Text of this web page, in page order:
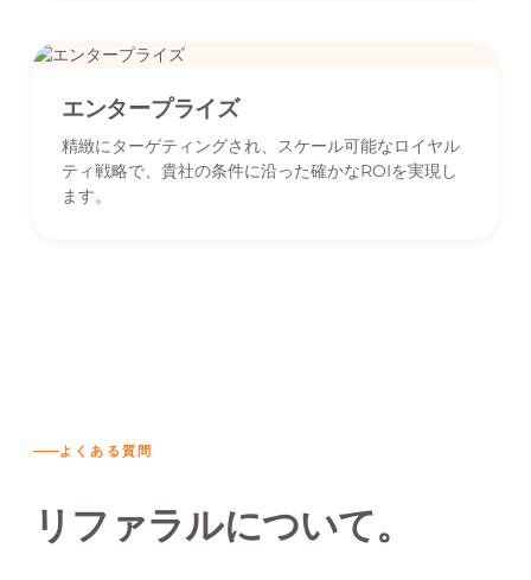
エンタープライズ
精緻にターゲティングされ、スケール可能なロイヤル
ティ戦略で、貴社の条件に沿った確かなROIを実現し
ます。
よくある質問
リファラルについて。